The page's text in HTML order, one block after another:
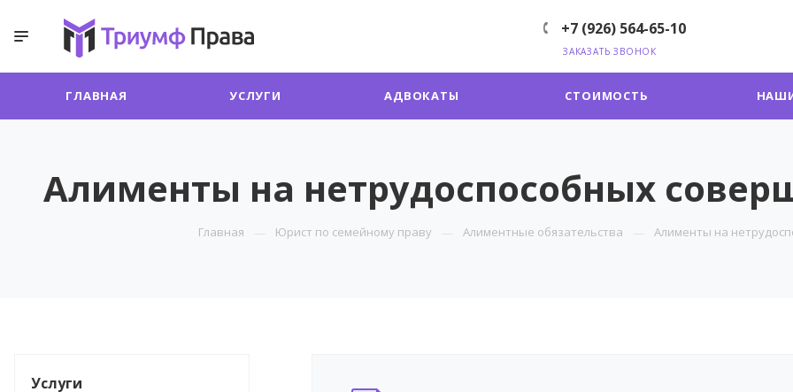
+7 (926) 564-65-10
ЗАКАЗАТЬ ЗВОНОК
ГЛАВНАЯ УСЛУГИ АДВОКАТЫ СТОИМОСТЬ
Алименты на нетрудоспособных
Главная Юрист по семейному праву Алиментные обязательства Алименты на
Услуги